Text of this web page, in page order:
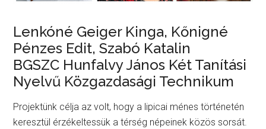
Lenkóné Geiger Kinga, Kőnigné
Pénzes Edit, Szabó Katalin
BGSZC Hunfalvy János Két Tanítási
Nyelvű Közgazdasági Technikum
Projektünk célja az volt, hogy a lipicai ménes történetén
keresztül érzékeltessük a térség népeinek közös sorsát.